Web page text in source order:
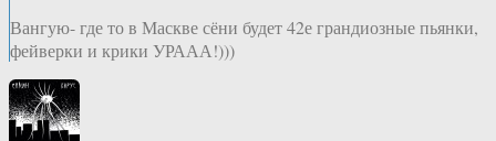
Вангую- где то в Маскве сёни будет 42е грандиозные пьянки,
фейверки и крики УРААА!)))